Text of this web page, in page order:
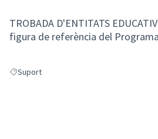
TROBADA D'ENTITATS
figura de referència del
Resultats en filtrar per: Suport
Suport